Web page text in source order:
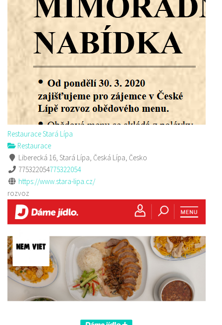
Restaurace Stará Lípa
Restaurace
Liberecká 16, Stará Lípa, Česká Lípa, Česko
775322054775322054
https://www.stara-lipa.cz/
rozvoz